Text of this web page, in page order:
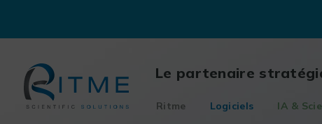
content
Le partenaire
Ritme Logiciels IA &